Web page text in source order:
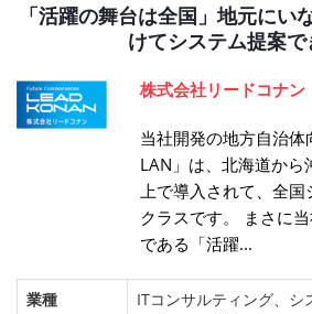
「活躍の舞台は全国」地元にい
けてシステム提案
株式会社リードコナン
当社開発の地方自治
LAN」は、北海道か
上で導入されて、全
クラスです。 まさに
である「活躍...
業種
ITコンサルティング、シ